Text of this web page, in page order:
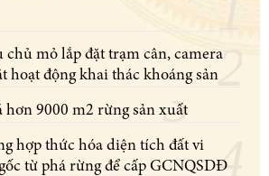
chủ mỏ lắp đặt trạm cân, camera
hoạt động khai thác khoáng sản
Phát hiện vụ phá hơn 9000 m2 rừng sản xuất
hợp thức hóa diện tích đất vi
từ phá rừng để cấp GCNQSDĐ